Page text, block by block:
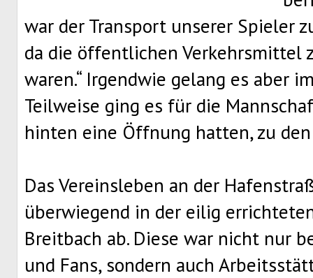
war der Transport unserer Spieler
da die öffentlichen Verkehrsmittel
waren.“ Irgendwie gelang es aber
Teilweise ging es für die
hinten eine Öffnung hatten, zu
Das Vereinsleben an der
überwiegend in der eilig
Breitbach ab. Diese war nicht nur
und Fans, sondern auch